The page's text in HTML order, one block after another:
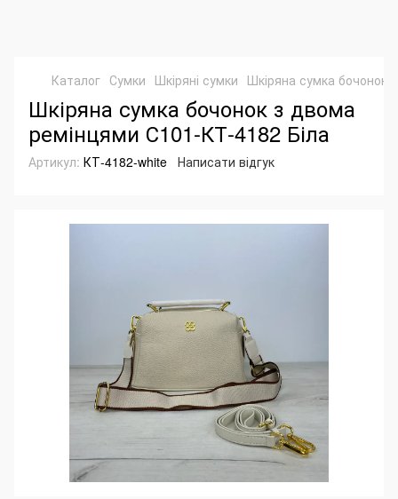
Каталог Сумки Шкіряні сумки Шкіряна сумка бочонок
Шкіряна сумка бочонок з двома
ремінцями С101-КТ-4182 Біла
Артикул: КТ-4182-white Написати відгук